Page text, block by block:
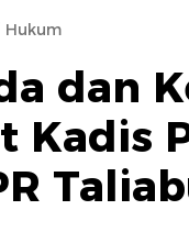
Hukum
dan
Kadis